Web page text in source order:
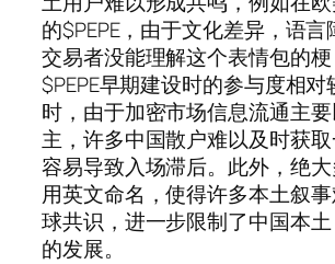
的$PEPE，由于文化差异，语言
交易者没能理解这个表情包的
$PEPE早期建设时的参与度相对
时，由于加密市场信息流通主
主，许多中国散户难以及时获取
容易导致入场滞后。此外，绝
用英文命名，使得许多本土叙
球共识，进一步限制了中国本
的发展。